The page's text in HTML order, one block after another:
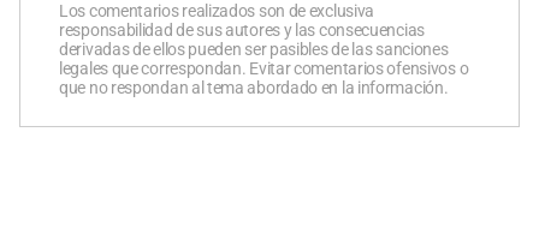
Los comentarios realizados son de exclusiva
responsabilidad de sus autores y las consecuencias
derivadas de ellos pueden ser pasibles de las sanciones
legales que correspondan. Evitar comentarios ofensivos o
que no respondan al tema abordado en la información.